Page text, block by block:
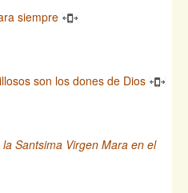
siempre
son los dones de Dios
Santsima Virgen Mara en el